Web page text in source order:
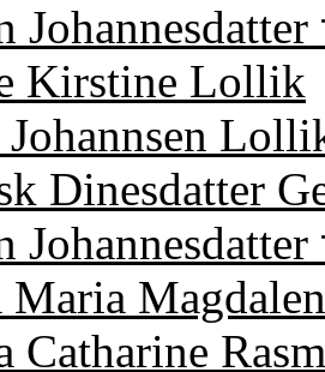
Kirstine Lollik
Johannsen
Dinesdatter
Maria
Catharine